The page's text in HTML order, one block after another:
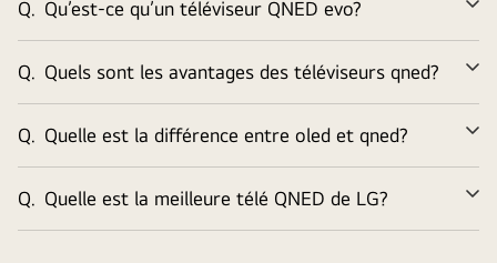
Q. Qu’est-ce qu’un téléviseur QNED evo?
Q. Quels sont les avantages des téléviseurs qned?
Q. Quelle est la différence entre oled et qned?
Q. Quelle est la meilleure télé QNED de LG?